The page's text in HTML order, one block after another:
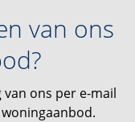
van ons
ons per e-mail